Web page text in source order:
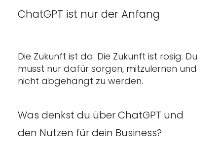
ChatGPT ist nur der Anfang
Die Zukunft ist da. Die Zukunft ist rosig. Du
musst nur dafür sorgen, mitzulernen und
nicht abgehängt zu werden.
Was denkst du über ChatGPT und
den Nutzen für dein Business?